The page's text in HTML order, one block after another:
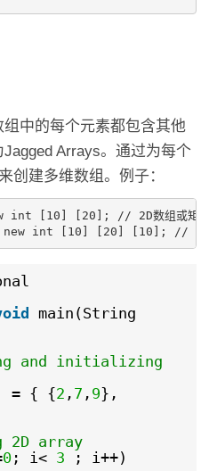
中的每个元素都包含其他
Arrays。通过为每个
创建多维数组。例子：
[10] [20]; // 2D数组或矩
main(String
and initializing
= { {2 , 7 , 9},
array
0; i< 3
; i++)